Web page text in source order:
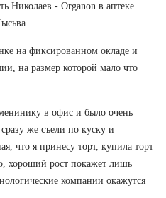
Николаев - Organon в аптеке
на фиксированном окладе и
на размер которой мало что
в офис и было очень
же съели по куску и
что я принесу торт, купила торт
хороший рост покажет лишь
компании окажутся